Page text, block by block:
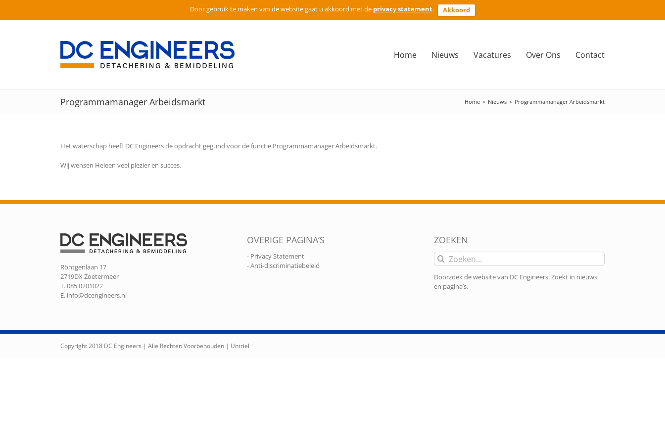
Door gebruik te maken van de website gaat u akkoord met de privacy statement.
Akkoord
Ga
Home Nieuws Vacatures Over Ons Contact
Programmamanager Arbeidsmarkt Home > Nieuws > Programmamanager Arbeidsmarkt
Het waterschap heeft DC Engineers de opdracht gegund voor de functie Programmamanager Arbeidsmarkt.
Wij wensen Heleen veel plezier en succes.
Röntgenlaan 17
2719DX Zoetermeer
T. 085 0201022
E. info@dcengineers.nl
OVERIGE PAGINA’S
- Privacy Statement
- Anti-discriminatiebeleid
ZOEKEN
Zoeken
naar:
Doorzoek de website van DC Engineers. Zoekt in nieuws
en pagina’s.
Copyright 2018 DC Engineers | Alle Rechten Voorbehouden | Untriel